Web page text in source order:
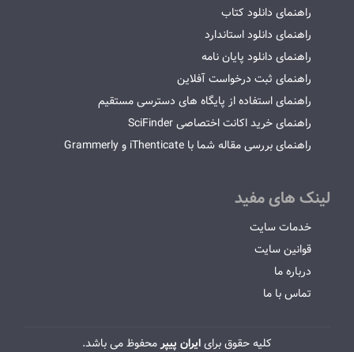
راهنمای دانلود کتاب
راهنمای دانلود استاندارد
راهنمای دانلود پایان نامه
راهنمای ثبت درخواست آفلاین
راهنمای استفاده از پایگاه های دسترسی مستقیم
راهنمای خرید اکانت اختصاصی SciFinder
راهنمای بررسی مقاله شما با iThenticate و Grammerly
لینک های مفید
خدمات سایت
قوانین سایت
درباره ما
تماس با ما
کلیه حقوق برایایران پیپرمحفوظ می باشد.